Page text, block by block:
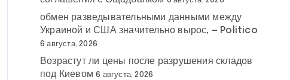
обмен разведывательными данными между
Украиной и США значительно вырос, — Politico
6 августа, 2026
Возрастут ли цены после разрушения складов
под Киевом 6 августа, 2026